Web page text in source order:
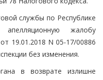
службы по Республике
жалобу
19.01.2018 N 05-17/00886
без изменения.
в возврате излишне